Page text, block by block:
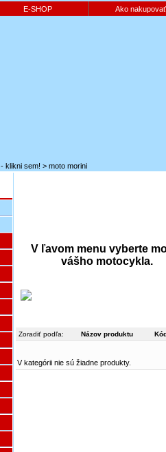
E-SHOP Ako nakupovať
- klikni sem! > moto morini
V ľavom menu vyberte
vášho motocykla.
Zoradiť podľa: Názov produktu
V kategórii nie sú žiadne produkty.